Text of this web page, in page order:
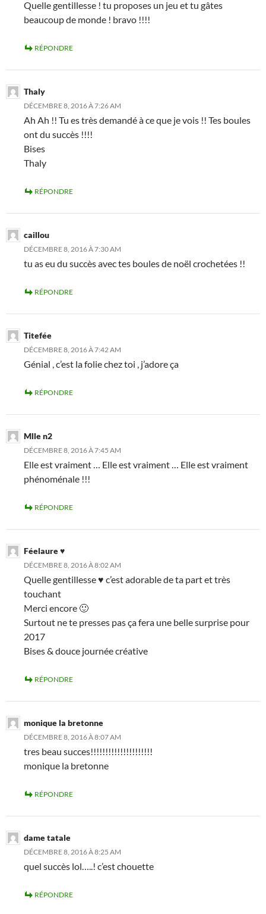
Quelle gentillesse ! tu proposes un jeu et tu gâtes
beaucoup de monde ! bravo !!!!
RÉPONDRE
Thaly
DÉCEMBRE 8, 2016 À 7:26 AM
Ah Ah !! Tu es très demandé à ce que je vois !! Tes boules
ont du succès !!!!
Bises
Thaly
RÉPONDRE
caillou
DÉCEMBRE 8, 2016 À 7:30 AM
tu as eu du succès avec tes boules de noël crochetées !!
RÉPONDRE
Titefée
DÉCEMBRE 8, 2016 À 7:42 AM
Génial , c’est la folie chez toi , j’adore ça
RÉPONDRE
Mlle n2
DÉCEMBRE 8, 2016 À 7:45 AM
Elle est vraiment … Elle est vraiment … Elle est vraiment
phénoménale !!!
RÉPONDRE
Féelaure ♥
DÉCEMBRE 8, 2016 À 8:02 AM
Quelle gentillesse ♥ c’est adorable de ta part et très
touchant
Merci encore 🙂
Surtout ne te presses pas ça fera une belle surprise pour
2017
Bises & douce journée créative
RÉPONDRE
monique la bretonne
DÉCEMBRE 8, 2016 À 8:07 AM
tres beau succes!!!!!!!!!!!!!!!!!!!!!
monique la bretonne
RÉPONDRE
dame tatale
DÉCEMBRE 8, 2016 À 8:25 AM
quel succès lol…..! c’est chouette
RÉPONDRE